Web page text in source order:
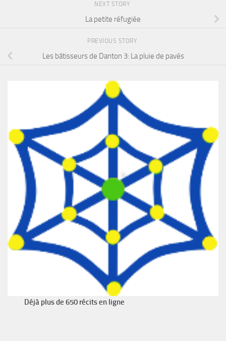
NEXT STORY
La petite réfugiée
PREVIOUS STORY
Les bâtisseurs de Danton 3: La pluie de pavés
Déjà plus de 650 récits en ligne